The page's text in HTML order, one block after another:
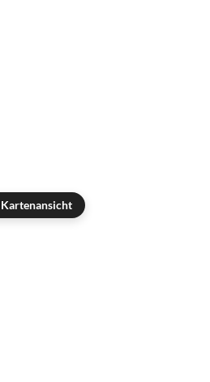
Kartenansicht